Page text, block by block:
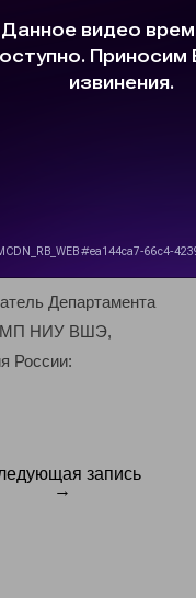
Департамента
НИУ ВШЭ,
России:
запись
→